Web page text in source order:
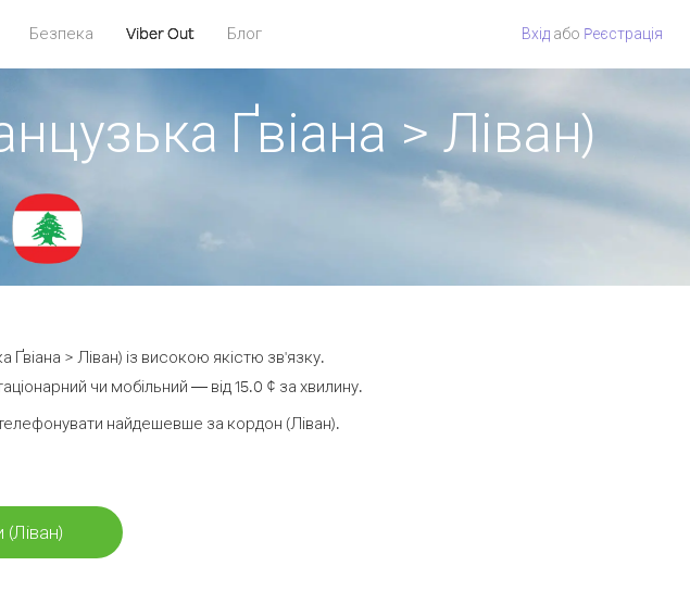
Безпека Viber Out Блог Вхід або Pеєстрація
Ґвіана > Ліван)
> Ліван) із високою якістю зв'язку.
чи мобільний — від 15.0 ¢ за хвилину.
найдешевше за кордон (Ліван).